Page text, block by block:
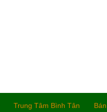
Trung Tâm Bình Tân